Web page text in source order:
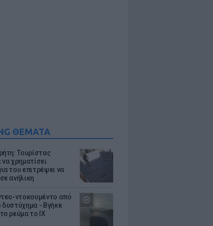
ΘΕΜΑΤΑ
Τουρίστας
να χρηματίσει
του επιτρέψει να
ανήλικη
ντοκουμέντο από
δυστύχημα - Βγήκε
ρεύμα το ΙΧ